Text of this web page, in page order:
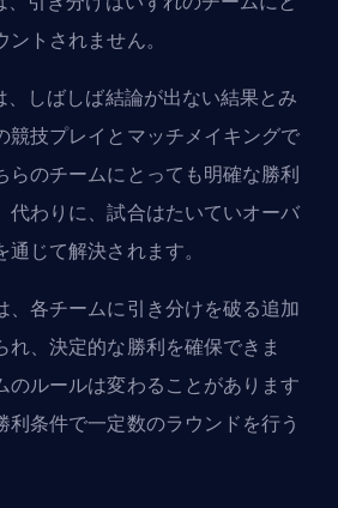
トされません。
しばしば結論が出ない結果とみ
競技プレイとマッチメイキングで
らのチームにとっても明確な勝利
代わりに、試合はたいていオーバ
じて解決されます。
、各チームに引き分けを破る追加
れ、決定的な勝利を確保できま
のルールは変わることがあります
利条件で一定数のラウンドを行う